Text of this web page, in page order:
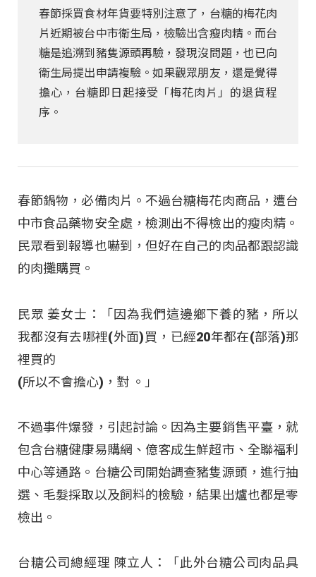
春節採買食材年貨要特別注意了，台糖的梅花肉
片近期被台中市衛生局，檢驗出含瘦肉精。而台
糖是追溯到豬隻源頭再驗，發現沒問題，也已向
衛生局提出申請複驗。如果觀眾朋友，還是覺得
擔心，台糖即日起接受「梅花肉片」的退貨程
序。
春節鍋物，必備肉片。不過台糖梅花肉商品，遭台
中市食品藥物安全處，檢測出不得檢出的瘦肉精。
民眾看到報導也嚇到，但好在自己的肉品都跟認識
的肉攤購買。
民眾 姜女士：「因為我們這邊鄉下養的豬，所以
我都沒有去哪裡(外面)買，已經20年都在(部落)那
裡買的
(所以不會擔心)，對 。」
不過事件爆發，引起討論。因為主要銷售平臺，就
包含台糖健康易購網、億客成生鮮超市、全聯福利
中心等通路。台糖公司開始調查豬隻源頭，進行抽
選、毛髮採取以及飼料的檢驗，結果出爐也都是零
檢出。
台糖公司總經理 陳立人：「此外台糖公司肉品具